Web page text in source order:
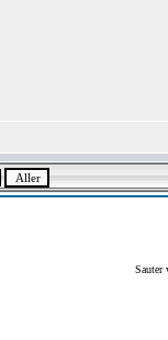
Sauter